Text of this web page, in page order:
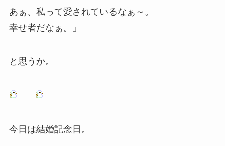
あぁ、私って愛されているなぁ～。
幸せ者だなぁ。」
と思うか。
今日は結婚記念日。